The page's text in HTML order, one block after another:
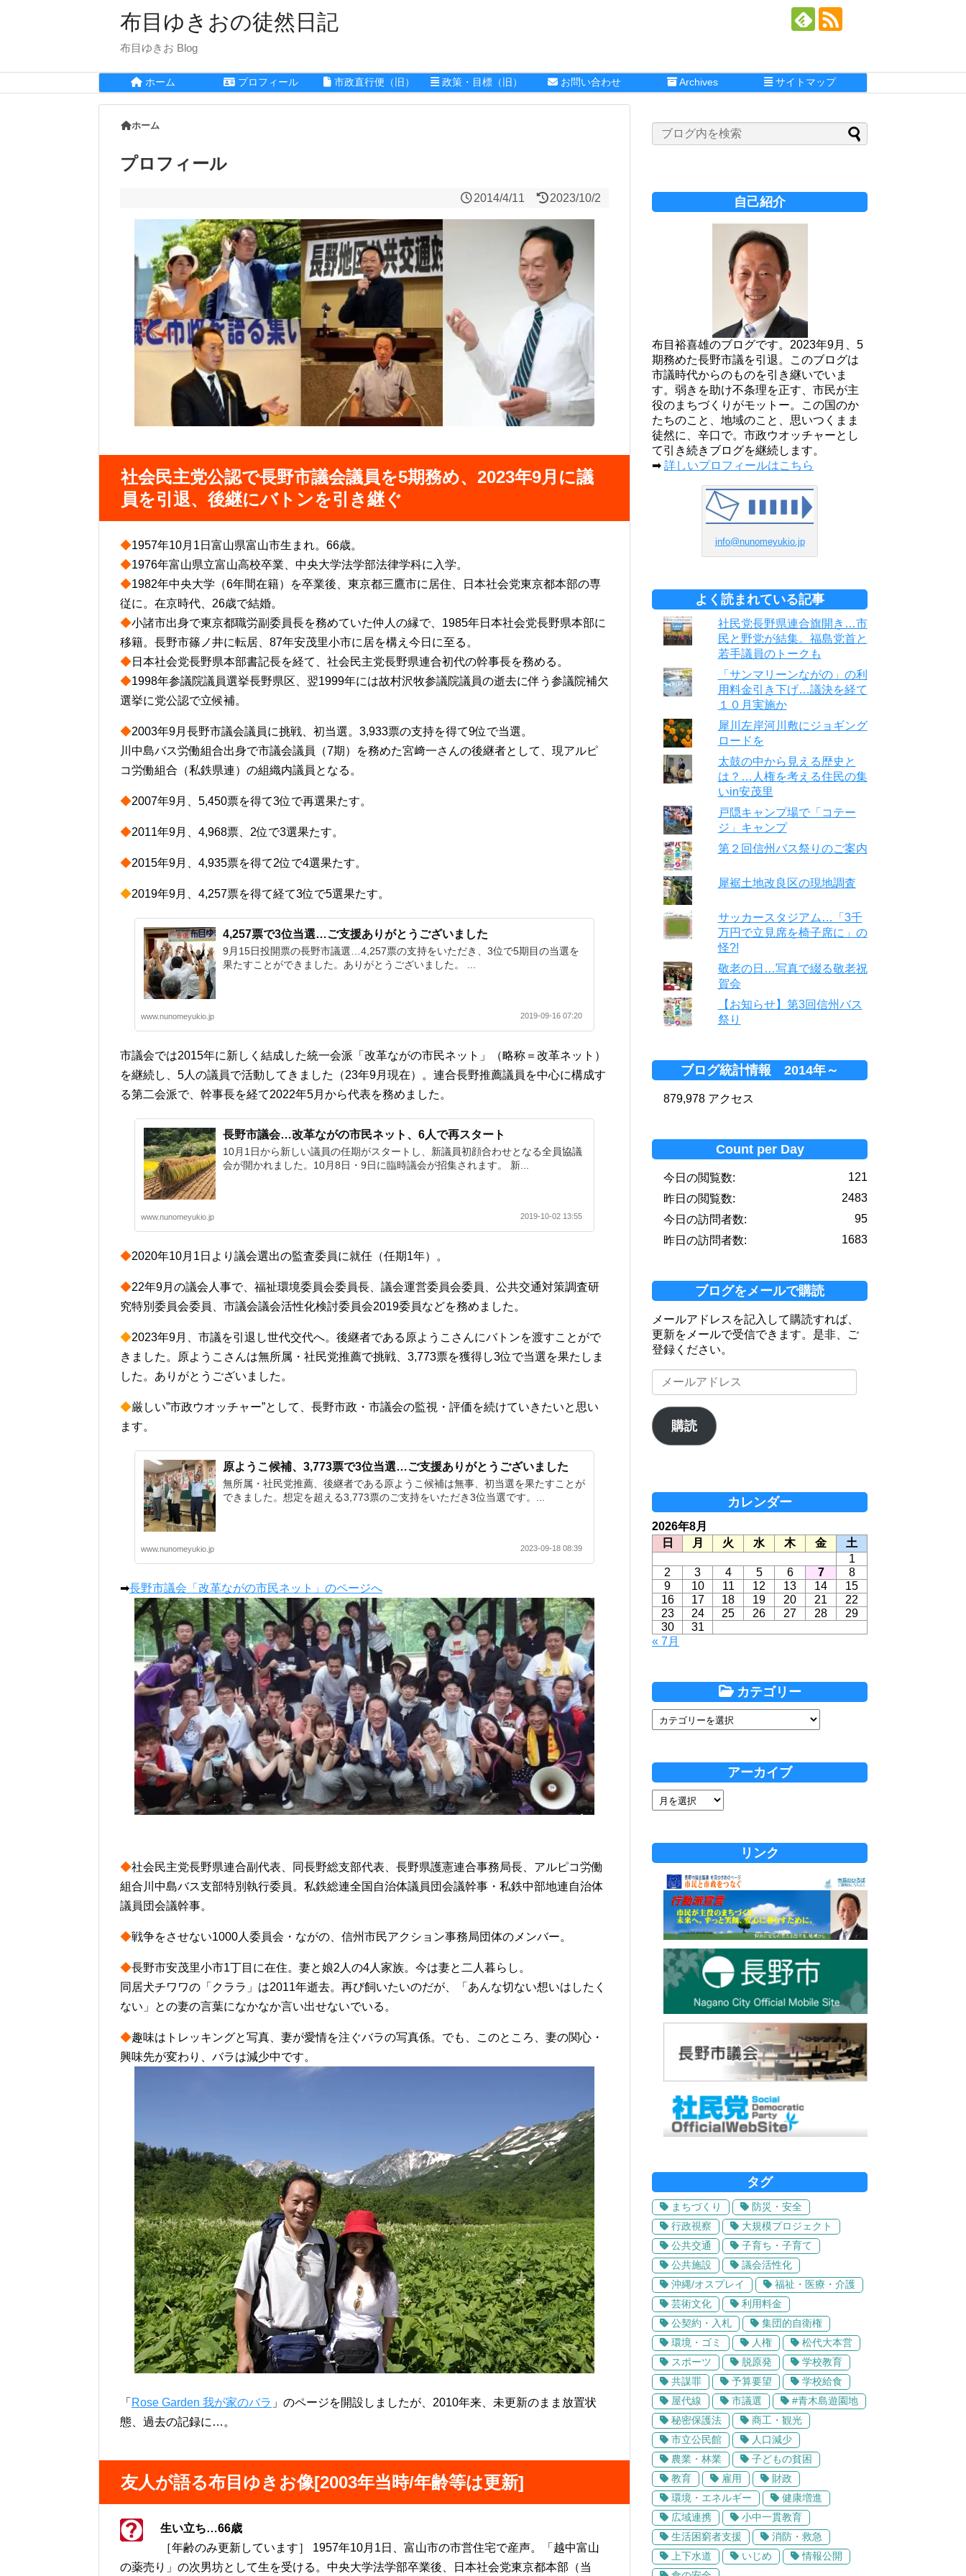
布目ゆきおの徒然日記
布目ゆきお Blog
ホーム プロフィール 市政直行便（旧） 政策・目標（旧） お問い合わせ Archives サイトマップ
ホーム
プロフィール
2014/4/11 2023/10/2
社会民主党公認で長野市議会議員を5期務め、2023年9月に議
員を引退、後継にバトンを引き継ぐ
◆1957年10月1日富山県富山市生まれ。66歳。
◆1976年富山県立富山高校卒業、中央大学法学部法律学科に入学。
◆1982年中央大学（6年間在籍）を卒業後、東京都三鷹市に居住、日本社会党東京都本部の専
従に。在京時代、26歳で結婚。
◆小諸市出身で東京都職労副委員長を務めていた仲人の縁で、1985年日本社会党長野県本部に
移籍。長野市篠ノ井に転居、87年安茂里小市に居を構え今日に至る。
◆日本社会党長野県本部書記長を経て、社会民主党長野県連合初代の幹事長を務める。
◆1998年参議院議員選挙長野県区、翌1999年には故村沢牧参議院議員の逝去に伴う参議院補欠
選挙に党公認で立候補。
◆2003年9月長野市議会議員に挑戦、初当選。3,933票の支持を得て9位で当選。
川中島バス労働組合出身で市議会議員（7期）を務めた宮﨑一さんの後継者として、現アルピ
コ労働組合（私鉄県連）の組織内議員となる。
◆2007年9月、5,450票を得て3位で再選果たす。
◆2011年9月、4,968票、2位で3選果たす。
◆2015年9月、4,935票を得て2位で4選果たす。
◆2019年9月、4,257票を得て経て3位で5選果たす。
4,257票で3位当選…ご支援ありがとうございました
9月15日投開票の長野市議選…4,257票の支持をいただき、3位で5期目の当選を
果たすことができました。ありがとうございました。 ...
www.nunomeyukio.jp 2019-09-16 07:20
市議会では2015年に新しく結成した統一会派「改革ながの市民ネット」（略称＝改革ネット）
を継続し、5人の議員で活動してきました（23年9月現在）。連合長野推薦議員を中心に構成す
る第二会派で、幹事長を経て2022年5月から代表を務めました。
長野市議会…改革ながの市民ネット、6人で再スタート
10月1日から新しい議員の任期がスタートし、新議員初顔合わせとなる全員協議
会が開かれました。10月8日・9日に臨時議会が招集されます。 新...
www.nunomeyukio.jp 2019-10-02 13:55
◆2020年10月1日より議会選出の監査委員に就任（任期1年）。
◆22年9月の議会人事で、福祉環境委員会委員長、議会運営委員会委員、公共交通対策調査研
究特別委員会委員、市議会議会活性化検討委員会2019委員などを務めました。
◆2023年9月、市議を引退し世代交代へ。後継者である原ようこさんにバトンを渡すことがで
きました。原ようこさんは無所属・社民党推薦で挑戦、3,773票を獲得し3位で当選を果たしま
した。ありがとうございました。
◆厳しい”市政ウオッチャー”として、長野市政・市議会の監視・評価を続けていきたいと思い
ます。
原ようこ候補、3,773票で3位当選…ご支援ありがとうございました
無所属・社民党推薦、後継者である原ようこ候補は無事、初当選を果たすことが
できました。想定を超える3,773票のご支持をいただき3位当選です。...
www.nunomeyukio.jp 2023-09-18 08:39
➡長野市議会「改革ながの市民ネット」のページへ
◆社会民主党長野県連合副代表、同長野総支部代表、長野県護憲連合事務局長、アルピコ労働
組合川中島バス支部特別執行委員。私鉄総連全国自治体議員団会議幹事・私鉄中部地連自治体
議員団会議幹事。
◆戦争をさせない1000人委員会・ながの、信州市民アクション事務局団体のメンバー。
◆長野市安茂里小市1丁目に在住。妻と娘2人の4人家族。今は妻と二人暮らし。
同居犬チワワの「クララ」は2011年逝去。再び飼いたいのだが、「あんな切ない想いはしたく
ない」との妻の言葉になかなか言い出せないでいる。
◆趣味はトレッキングと写真、妻が愛情を注ぐバラの写真係。でも、このところ、妻の関心・
興味先が変わり、バラは減少中です。
「 Rose Garden 我が家のバラ 」のページを開設しましたが、2010年来、未更新のまま放置状
態、過去の記録に…。
友人が語る布目ゆきお像[2003年当時/年齢等は更新]
生い立ち…66歳
［年齢のみ更新しています］ 1957年10月1日、富山市の市営住宅で産声。「越中富山
の薬売り」の次男坊として生を受ける。中央大学法学部卒業後、日本社会党東京都本部（当
自己紹介
布目裕喜雄のブログです。2023年9月、5
期務めた長野市議を引退。このブログは
市議時代からのものを引き継いでいま
す。弱きを助け不条理を正す、市民が主
役のまちづくりがモットー。この国のか
たちのこと、地域のこと、思いつくまま
徒然に、辛口で。市政ウオッチャーとし
て引き続きブログを継続します。
➡ 詳しいプロフィールはこちら
info@nunomeyukio.jp
よく読まれている記事
社民党長野県連合旗開き…市
民と野党が結集。福島党首と
若手議員のトークも
「サンマリーンながの」の利
用料金引き下げ…議決を経て
１０月実施か
犀川左岸河川敷にジョギング
ロードを
太鼓の中から見える歴史と
は？…人権を考える住民の集
いin安茂里
戸隠キャンプ場で「コテー
ジ」キャンプ
第２回信州バス祭りのご案内
犀裾土地改良区の現地調査
サッカースタジアム…「3千
万円で立見席を椅子席に」の
怪?!
敬老の日…写真で綴る敬老祝
賀会
【お知らせ】第3回信州バス
祭り
ブログ統計情報 2014年～
879,978 アクセス
Count per Day
121
今日の閲覧数:
2483
昨日の閲覧数:
95
今日の訪問者数:
1683
昨日の訪問者数:
ブログをメールで購読
メールアドレスを記入して購読すれば、
更新をメールで受信できます。是非、ご
登録ください。
メ
ー
ア
ド
購読
カレンダー
2026年8月
日
月 火 水 木 金
土
1
2
3 4 5 6 7
8
9
10 11 12 13 14
15
16
17 18 19 20 21
22
23
24 25 26 27 28
29
30
31
« 7月
カテゴリー
アーカイブ
リンク
タグ
まちづくり
防災・安全
行政視察
大規模プロジェクト
公共交通
子育ち・子育て
公共施設
議会活性化
沖縄/オスプレイ
福祉・医療・介護
芸術文化
利用料金
公契約・入札
集団的自衛権
環境・ゴミ
人権
松代大本営
スポーツ
脱原発
学校教育
共謀罪
予算要望
学校給食
屋代線
市議選
#青木島遊園地
秘密保護法
商工・観光
市立公民館
人口減少
農業・林業
子どもの貧困
教育
雇用
財政
環境・エネルギー
健康増進
広域連携
小中一貫教育
生活困窮者支援
消防・救急
上下水道
いじめ
情報公開